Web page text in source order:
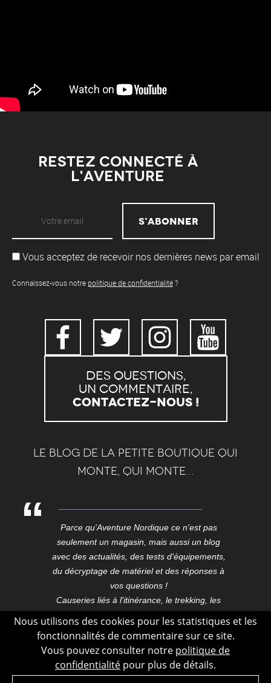
Nous utilisons des cookies pour les statistiques et les
fonctionnalités de commentaire sur ce site.
Vous pouvez consulter notre politique de
confidentialité pour plus de détails.
Restez connecté à
l'aventure
Vous acceptez de recevoir nos dernières news par email
Connaissez-vous notre politique de confidentialité?
Des questions,
un commentaire,
Contactez-nous !
Le blog de la petite boutique qui
monte, qui monte…
Parce qu'Aventure Nordique ce n'est pas
seulement un magasin, mais aussi un blog
avec des actualités, des tests d'équipements,
du décryptage de matériel et des réponses à
vos questions !
Causeries liés à l'itinérance, le trekking, les
expéditions, les voyages, ici et aux confins du
monde.
Blog outdoor conçu dans le Vercors, dessiné,
développé et hébergé à Grenoble au cœur de
la capitale des Alpes.